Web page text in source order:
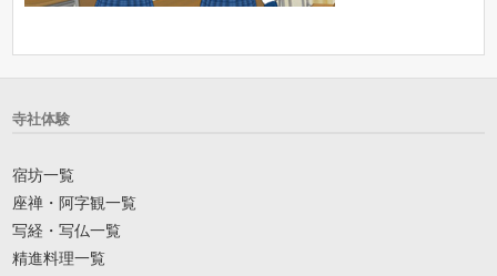
寺社体験
宿坊一覧
座禅・阿字観一覧
写経・写仏一覧
精進料理一覧